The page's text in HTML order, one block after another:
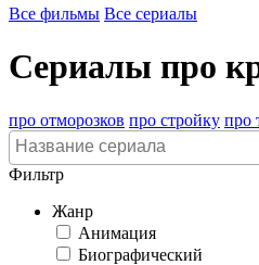
Все фильмы Все сериалы
Сериалы про
про отморозков про стройку про
Фильтр
Жанр
Анимация
Биографический